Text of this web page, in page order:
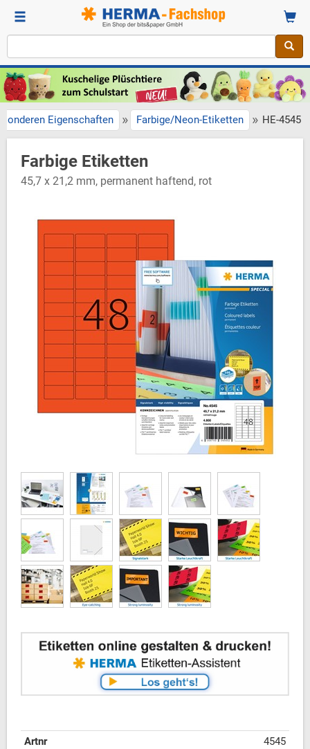
Eigenschaften » Farbige/Neon-Etiketten » HE-4545
Farbige Etiketten
45,7 x 21,2 mm, permanent haftend, rot
Artnr
4545